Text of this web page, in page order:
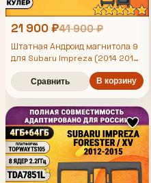
21 900 ₽41 900 ₽
Штатная Андроид магнитола 9
для Subaru Impreza (2014 2015
2018 2019), Xv, рамка черная
матовая, TS105 8 ядер, 4/64гб,
Auto, Gps/Глонасс
Сравнить В корзину